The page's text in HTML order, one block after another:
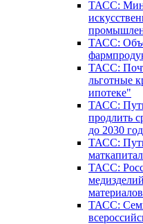
ТАСС:
ТАСС:
ТАСС:
льготные
ипотеке"
ТАСС:
продлить
до 2030
ТАСС:
ТАСС:
ТАСС: